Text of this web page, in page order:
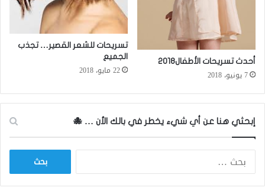
أحدث تسريحات الأطفال2018
7 يونيو، 2018
تسريحات للشعر القصير… تجذب
الجميع
22 مايو، 2018
إبحثي هنا عن أي شيء يخطر في بالك الأن … 🐙